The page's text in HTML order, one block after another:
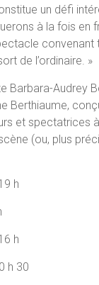
un défi
à la fois en
convenant
de l’ordinaire. »
Barbara-Audrey
Berthiaume,
et spectatrices
(ou, plus
h
h
h 30